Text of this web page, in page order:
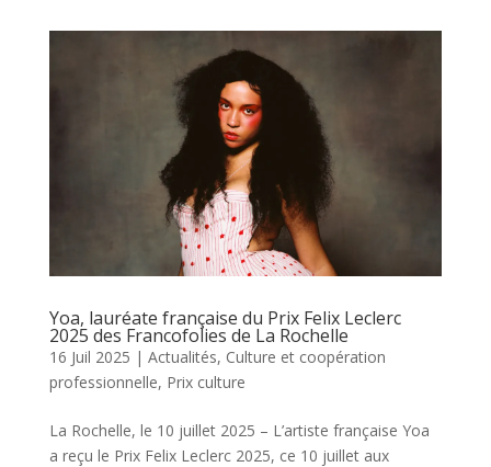
Yoa, lauréate française du Prix Felix Leclerc
2025 des Francofolies de La Rochelle
16 Juil 2025 | Actualités, Culture et coopération
professionnelle, Prix culture
La Rochelle, le 10 juillet 2025 – L’artiste française Yoa
a reçu le Prix Felix Leclerc 2025, ce 10 juillet aux